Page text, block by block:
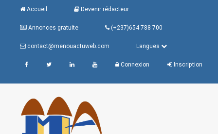
Accueil Devenir rédacteur
Annonces gratuite (+237)654 788 700
contact@menouactuweb.com Langues
Connexion Inscription